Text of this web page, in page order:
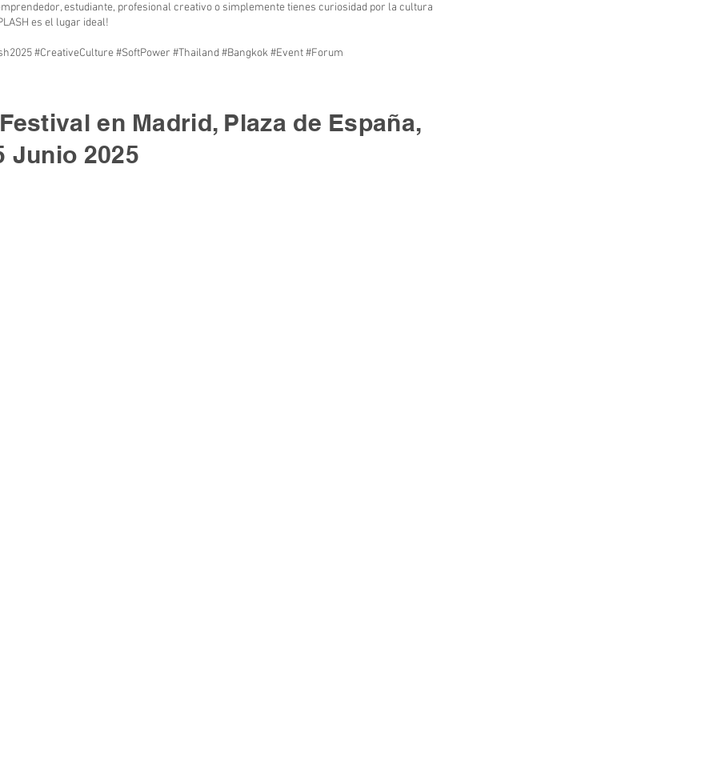
estudiante, profesional creativo o simplemente tienes curiosidad por la cultura
es el lugar ideal!
#CreativeCulture #SoftPower #Thailand #Bangkok #Event #Forum
en Madrid, Plaza de España,
Junio 2025